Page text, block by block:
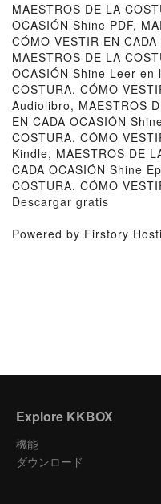
MAESTROS DE LA
OCASIÓN Shine PDF,
CÓMO VESTIR EN
MAESTROS DE LA
OCASIÓN Shine Leer en
COSTURA. CÓMO
Audiolibro, MAESTROS
EN CADA OCASIÓN
COSTURA. CÓMO
Kindle, MAESTROS DE
CADA OCASIÓN Shine
COSTURA. CÓMO
Descargar gratis
Powered by Firstory
Explore KKBOX
機能
ダウンロード